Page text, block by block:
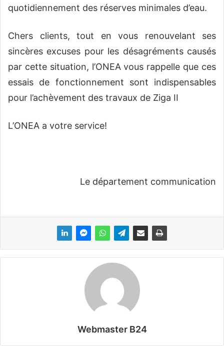
quotidiennement des réserves minimales d’eau.
Chers clients, tout en vous renouvelant ses
sincères excuses pour les désagréments causés
par cette situation, l’ONEA vous rappelle que ces
essais de fonctionnement sont indispensables
pour l’achèvement des travaux de Ziga II
L’ONEA a votre service!
Le département communication
Webmaster B24